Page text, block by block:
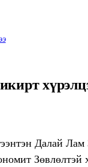
Далай
Зөвлөлтэй